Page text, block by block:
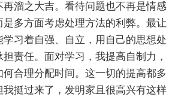
溜之大吉。看待问题也不再是情感
多方面考虑处理方法的利弊。最让
习着自强、自立，用自己的思想处
责任。面对学习，我提高自制力，
合理分配时间。这一切的提高都多
挺过来了，发明家且很高兴有这样